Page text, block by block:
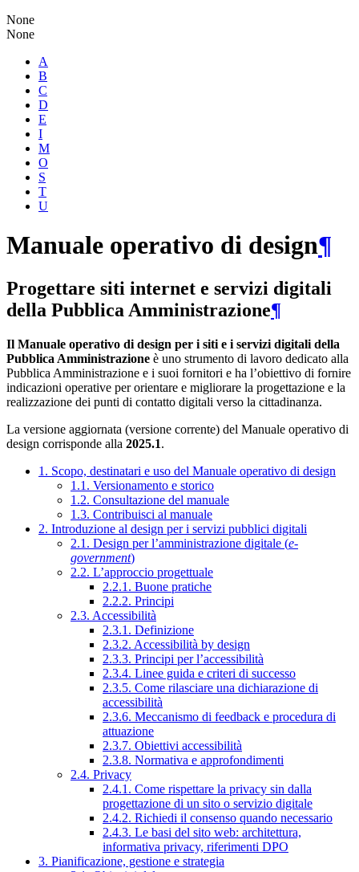
None
None
A
B
C
D
E
I
M
O
S
T
U
Manuale operativo di design¶
Progettare siti internet e servizi digitali
della Pubblica Amministrazione¶
Il Manuale operativo di design per i siti e i servizi digitali della
Pubblica Amministrazione è uno strumento di lavoro dedicato alla
Pubblica Amministrazione e i suoi fornitori e ha l’obiettivo di fornire
indicazioni operative per orientare e migliorare la progettazione e la
realizzazione dei punti di contatto digitali verso la cittadinanza.
La versione aggiornata (versione corrente) del Manuale operativo di
design corrisponde alla 2025.1.
1. Scopo, destinatari e uso del Manuale operativo di design
1.1. Versionamento e storico
1.2. Consultazione del manuale
1.3. Contribuisci al manuale
2. Introduzione al design per i servizi pubblici digitali
2.1. Design per l’amministrazione digitale (e-
government)
2.2. L’approccio progettuale
2.2.1. Buone pratiche
2.2.2. Principi
2.3. Accessibilità
2.3.1. Definizione
2.3.2. Accessibilità by design
2.3.3. Principi per l’accessibilità
2.3.4. Linee guida e criteri di successo
2.3.5. Come rilasciare una dichiarazione di
accessibilità
2.3.6. Meccanismo di feedback e procedura di
attuazione
2.3.7. Obiettivi accessibilità
2.3.8. Normativa e approfondimenti
2.4. Privacy
2.4.1. Come rispettare la privacy sin dalla
progettazione di un sito o servizio digitale
2.4.2. Richiedi il consenso quando necessario
2.4.3. Le basi del sito web: architettura,
informativa privacy, riferimenti DPO
3. Pianificazione, gestione e strategia